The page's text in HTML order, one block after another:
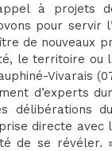
appel à
pour servir
de nouveaux
le territoire ou
Vivarais
d’experts
délibérations
directe avec
de se révéler.